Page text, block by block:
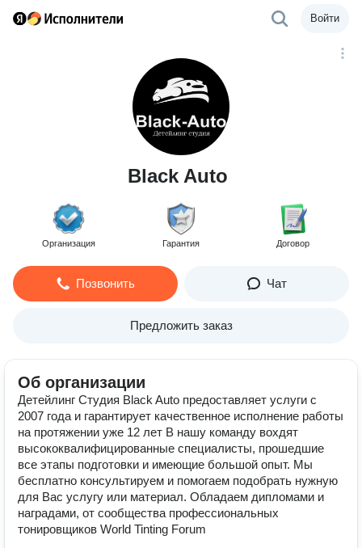
Войти
Black Auto
Организация Гарантия Договор
Позвонить Чат
Предложить заказ
Об организации
Детейлинг Студия Black Auto предоставляет услуги с
2007 года и гарантирует качественное исполнение работы
на протяжении уже 12 лет В нашу команду вохдят
высококвалифицированные специалисты, прошедшие
все этапы подготовки и имеющие большой опыт. Мы
бесплатно консультируем и помогаем подобрать нужную
для Вас услугу или материал. Обладаем дипломами и
наградами, от сообщества профессиональных
тонировщиков World Tinting Forum